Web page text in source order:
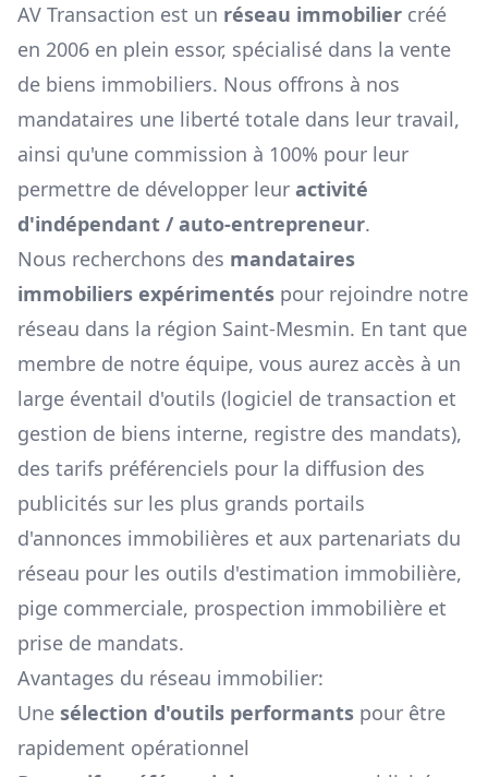
AV Transaction est un réseau immobilier créé
en 2006 en plein essor, spécialisé dans la vente
de biens immobiliers. Nous offrons à nos
mandataires une liberté totale dans leur travail,
ainsi qu'une commission à 100% pour leur
permettre de développer leur activité
d'indépendant / auto-entrepreneur.
Nous recherchons des mandataires
immobiliers expérimentés pour rejoindre notre
réseau dans la région Saint-Mesmin. En tant que
membre de notre équipe, vous aurez accès à un
large éventail d'outils (logiciel de transaction et
gestion de biens interne, registre des mandats),
des tarifs préférenciels pour la diffusion des
publicités sur les plus grands portails
d'annonces immobilières et aux partenariats du
réseau pour les outils d'estimation immobilière,
pige commerciale, prospection immobilière et
prise de mandats.
Avantages du réseau immobilier:
Une sélection d'outils performants pour être
rapidement opérationnel